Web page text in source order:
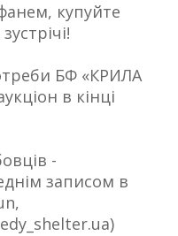
купуйте
БФ «КРИЛА
в кінці
-
записом в